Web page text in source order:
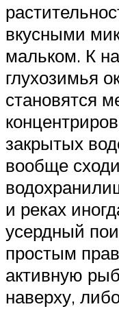
вкусными
мальком. К
глухозимья
становятся
закрытых
вообще
и реках
усердный
простым
активную
наверху,